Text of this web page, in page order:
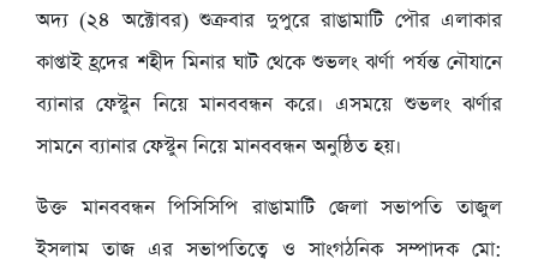
অদ্য (২৪ অক্টোবর) শুক্রবার দুপুরে রাঙামাটি পৌর এলাকার
কাপ্তাই হ্রদের শহীদ মিনার ঘাট থেকে শুভলং ঝর্ণা পর্যন্ত নৌযানে
ব্যানার ফেস্টুন নিয়ে মানববন্ধন করে। এসময়ে শুভলং ঝর্ণার
সামনে ব্যানার ফেস্টুন নিয়ে মানববন্ধন অনুষ্ঠিত হয়।
উক্ত মানববন্ধন পিসিসিপি রাঙামাটি জেলা সভাপতি তাজুল
ইসলাম তাজ এর সভাপতিত্বে ও সাংগঠনিক সম্পাদক মো: